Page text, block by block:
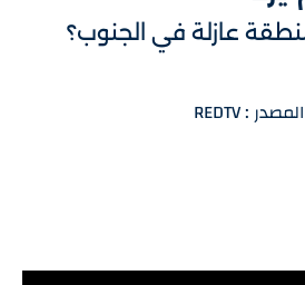
عازلة في الجنوب؟